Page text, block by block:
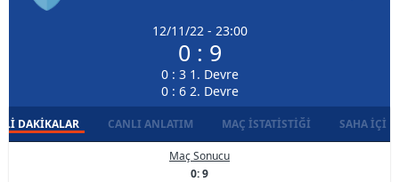
12/11/22 - 23:00
0 : 9
0 : 3 1. Devre
0 : 6 2. Devre
DAKIKALAR CANLI ANLATIM MAÇ İSTATISTIĞI SAHA İÇI
Maç Sonucu
0: 9